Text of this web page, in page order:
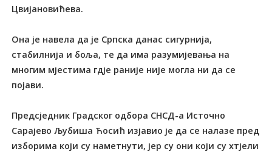
Цвијановићева.
Она је навела да је Српска данас сигурнија,
стабилнија и боља, те да има разумијевања на
многим мјестима гдје раније није могла ни да се
појави.
Предсједник Градског одбора СНСД-а Источно
Сарајево Љубиша Ћосић изјавио је да се налазе пред
изборима који су наметнути, јер су они који су хтјели